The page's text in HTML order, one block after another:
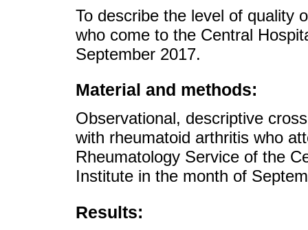
To describe the level of quality
who come to the Central
September 2017.
Material and methods:
Observational, descriptive
with rheumatoid arthritis who
Rheumatology Service of the
Institute in the month of
Results: